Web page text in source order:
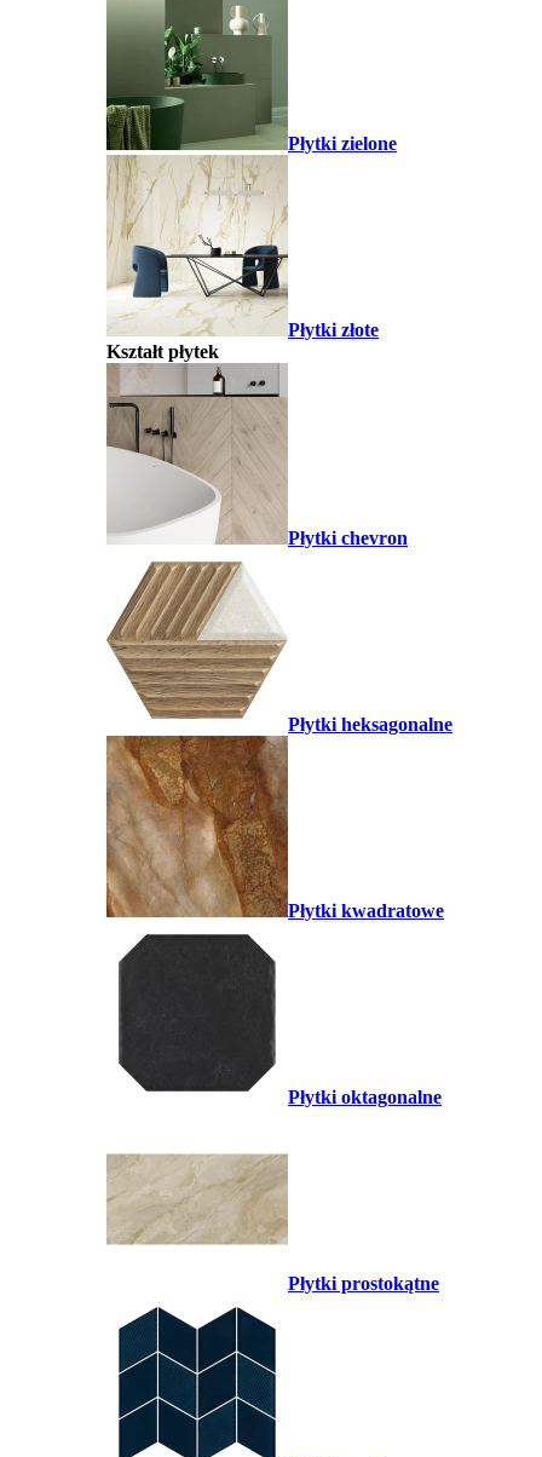
Płytki zielone
Płytki złote
Kształt płytek
Płytki chevron
Płytki heksagonalne
Płytki kwadratowe
Płytki oktagonalne
Płytki prostokątne